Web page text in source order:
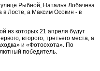
Рыбной, Наталья Лобачева
в Лосте, а Максим Осокин - в
из которых 21 апреля будут
второго, третьего места, а
и «Фотоохота». По
победитель.